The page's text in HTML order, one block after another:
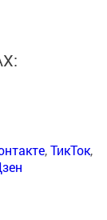
,ТикТок,